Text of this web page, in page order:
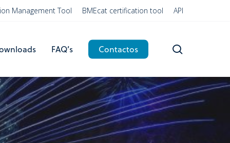
Management Tool BMEcat certification tool API
FAQ’s Contactos